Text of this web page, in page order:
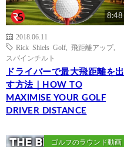
8:48
2018.06.11
Rick Shiels Golf
飛距離アップ,
スパインチルト
ドライバーで最大飛距離を出
す方法｜HOW TO
MAXIMISE YOUR GOLF
DRIVER DISTANCE
ゴルフのラウンド動画